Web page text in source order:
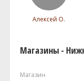
Алексей О.
Магазины -
Магазин